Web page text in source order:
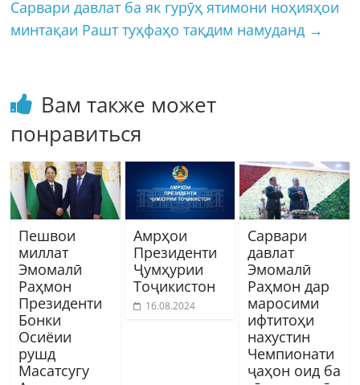
Сарвари давлат ба як гурӯҳ ятимони ноҳияҳои
минтақаи Рашт туҳфаҳо тақдим намуданд →
Вам также может
понравиться
Пешвои
миллат
Эмомалӣ
Раҳмон
Президенти
Бонки
Осиёии
рушд
Масатсугу
Амрҳои
Президенти
Ҷумҳурии
Тоҷикистон
16.08.2024
Сарвари
давлат
Эмомалӣ
Раҳмон дар
маросими
ифтитоҳи
нахустин
Чемпионати
ҷаҳон оид ба